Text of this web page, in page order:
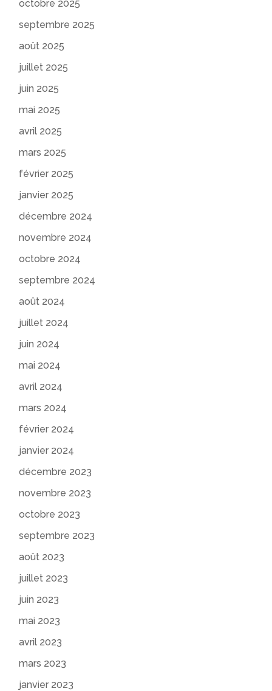
octobre 2025
septembre 2025
août 2025
juillet 2025
juin 2025
mai 2025
avril 2025
mars 2025
février 2025
janvier 2025
décembre 2024
novembre 2024
octobre 2024
septembre 2024
août 2024
juillet 2024
juin 2024
mai 2024
avril 2024
mars 2024
février 2024
janvier 2024
décembre 2023
novembre 2023
octobre 2023
septembre 2023
août 2023
juillet 2023
juin 2023
mai 2023
avril 2023
mars 2023
janvier 2023